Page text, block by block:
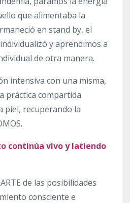
que alimentaba la
en stand by, el
y aprendimos a
de otra manera.
intensiva con una misma,
práctica compartida
piel, recuperando la
continúa vivo y latiendo
de las posibilidades
consciente e